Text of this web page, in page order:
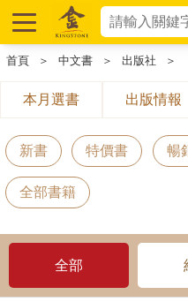
首頁 ＞ 中文書 ＞ 出版社 ＞
本月選書 出版情報
新書 特價書 暢
全部書籍
全部